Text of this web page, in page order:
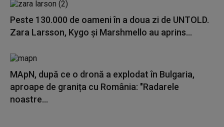
Peste 130.000 de oameni în a doua zi de UNTOLD.
Zara Larsson, Kygo și Marshmello au aprins...
MApN, după ce o dronă a explodat în Bulgaria,
aproape de granița cu România: "Radarele
noastre...